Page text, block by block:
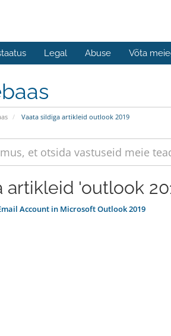
Legal Abuse Võta
Vaata sildiga artikleid outlook 2019
artikleid 'outlook
Account in Microsoft Outlook 2019